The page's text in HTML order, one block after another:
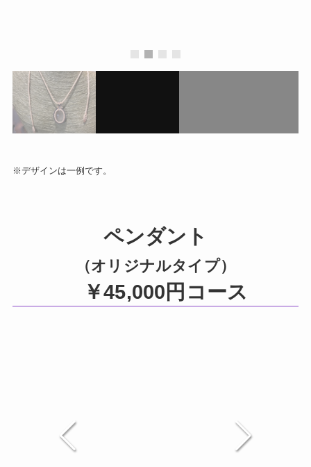
※デザインは一例です。
ペンダント
（オリジナルタイプ）
￥45,000円コース